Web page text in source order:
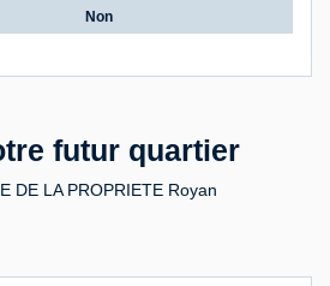
Non
futur quartier
DE LA PROPRIETE Royan